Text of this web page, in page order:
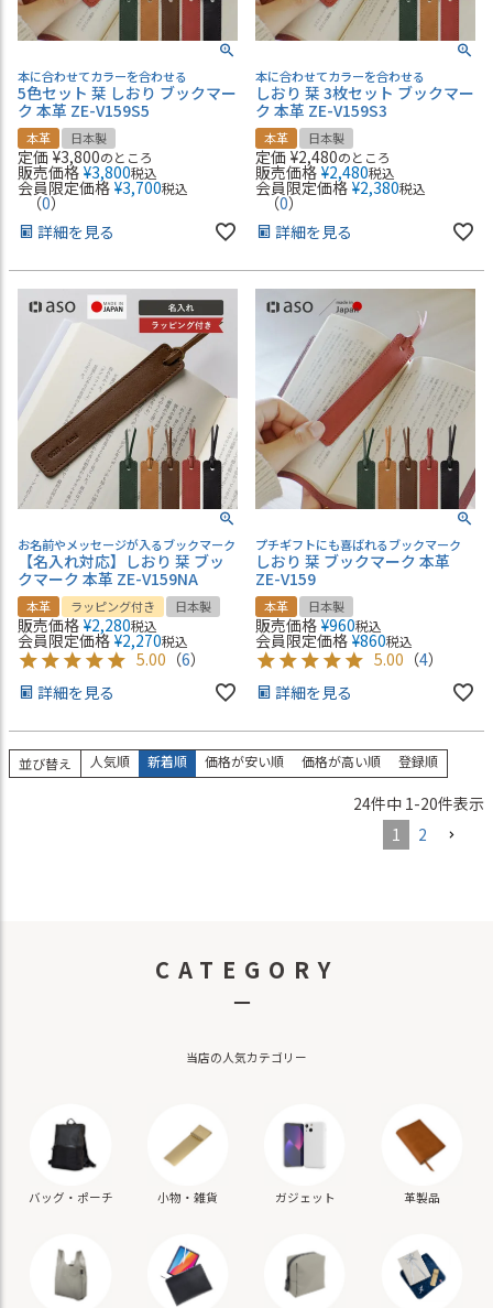
本に合わせてカラーを合わせる
5色セット 栞 しおり ブックマー
ク 本革 ZE-V159S5
本革 日本製
定価 ¥3,800のところ
販売価格 ¥3,800税込
会員限定価格 ¥3,700税込
（0）
詳細を見る
本に合わせてカラーを合わせる
しおり 栞 3枚セット ブックマー
ク 本革 ZE-V159S3
本革 日本製
定価 ¥2,480のところ
販売価格 ¥2,480税込
会員限定価格 ¥2,380税込
（0）
詳細を見る
お名前やメッセージが入るブックマーク
【名入れ対応】しおり 栞 ブッ
クマーク 本革 ZE-V159NA
本革 ラッピング付き 日本製
販売価格 ¥2,280税込
会員限定価格 ¥2,270税込
5.00 （6）
詳細を見る
プチギフトにも喜ばれるブックマーク
しおり 栞 ブックマーク 本革
ZE-V159
本革 日本製
販売価格 ¥960税込
会員限定価格 ¥860税込
5.00 （4）
詳細を見る
並び替え 人気順 新着順 価格が安い順 価格が高い順 登録順
24件中 1-20件表示
1
2
CATEGORY
－
当店の人気カテゴリー
バッグ・ポーチ 小物・雑貨 ガジェット 革製品